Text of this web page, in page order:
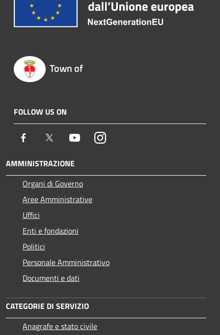
Town of
FOLLOW US ON
Facebook Twitter YoutubeInstagram
AMMINISTRAZIONE
Organi di Governo
Aree Amministrative
Uffici
Enti e fondazioni
Politici
Personale Amministrativo
Documenti e dati
CATEGORIE DI SERVIZIO
Anagrafe e stato civile